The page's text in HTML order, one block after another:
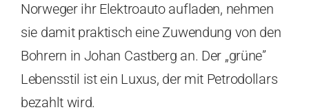
Norweger ihr Elektroauto aufladen, nehmen
sie damit praktisch eine Zuwendung von den
Bohrern in Johan Castberg an. Der „grüne”
Lebensstil ist ein Luxus, der mit Petrodollars
bezahlt wird.